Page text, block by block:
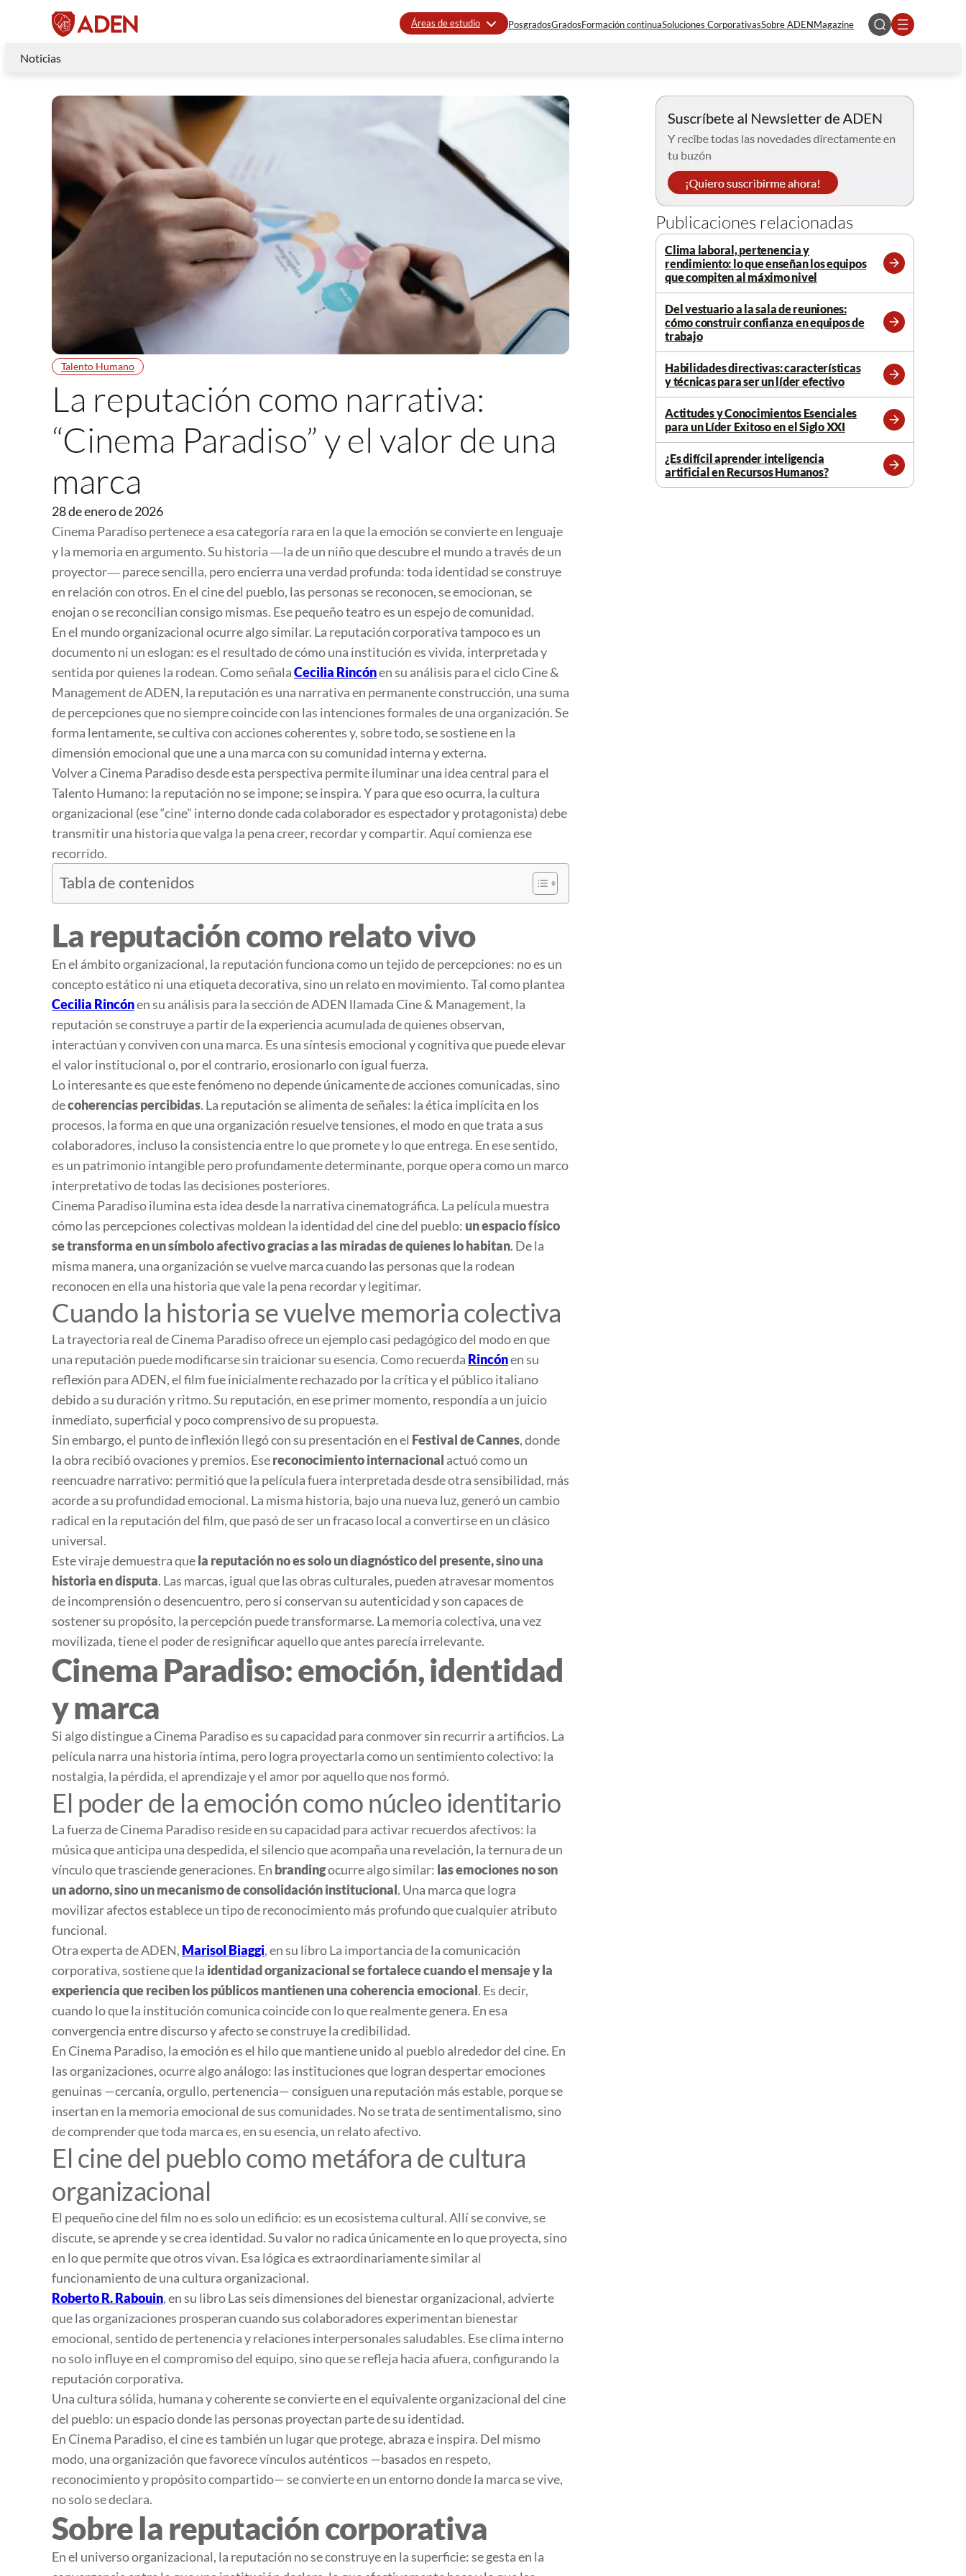
Áreas de estudio PosgradosGradosFormación continuaSoluciones CorporativasSobre ADENMagazine
Noticias
Talento Humano
La reputación como narrativa:
“Cinema Paradiso” y el valor de una
marca
28 de enero de 2026
Cinema Paradisopertenece a esa categoría rara en la que la emoción se convierte en lenguaje
y la memoria en argumento. Su historia ―la de un niño que descubre el mundo a través de un
proyector― parece sencilla, pero encierra una verdad profunda: toda identidad se construye
en relación con otros. En el cine del pueblo, las personas se reconocen, se emocionan, se
enojan o se reconcilian consigo mismas. Ese pequeño teatro es un espejo de comunidad.
En el mundo organizacional ocurre algo similar. La reputación corporativa tampoco es un
documento ni un eslogan: es el resultado de cómo una institución es vivida, interpretada y
sentida por quienes la rodean. Como señalaCecilia Rincónen su análisis para el cicloCine &
Managementde ADEN, la reputación es una narrativa en permanente construcción, una suma
de percepciones que no siempre coincide con las intenciones formales de una organización. Se
forma lentamente, se cultiva con acciones coherentes y, sobre todo, se sostiene en la
dimensión emocional que une a una marca con su comunidad interna y externa.
Volver aCinema Paradisodesde esta perspectiva permite iluminar una idea central para el
Talento Humano: la reputación no se impone; se inspira. Y para que eso ocurra, la cultura
organizacional (ese “cine” interno donde cada colaborador es espectador y protagonista) debe
transmitir una historia que valga la pena creer, recordar y compartir. Aquí comienza ese
recorrido.
Tabla de contenidos
La reputación como relato vivo
En el ámbito organizacional, la reputación funciona como un tejido de percepciones: no es un
concepto estático ni una etiqueta decorativa, sino un relato en movimiento. Tal como plantea
Cecilia Rincónen su análisis para la sección de ADEN llamadaCine & Management, la
reputación se construye a partir de la experiencia acumulada de quienes observan,
interactúan y conviven con una marca. Es una síntesis emocional y cognitiva que puede elevar
el valor institucional o, por el contrario, erosionarlo con igual fuerza.
Lo interesante es que este fenómeno no depende únicamente de acciones comunicadas, sino
decoherencias percibidas. La reputación se alimenta de señales: la ética implícita en los
procesos, la forma en que una organización resuelve tensiones, el modo en que trata a sus
colaboradores, incluso la consistencia entre lo que promete y lo que entrega. En ese sentido,
es un patrimonio intangible pero profundamente determinante, porque opera como un marco
interpretativo de todas las decisiones posteriores.
Cinema Paradisoilumina esta idea desde la narrativa cinematográfica. La película muestra
cómo las percepciones colectivas moldean la identidad del cine del pueblo: un espacio físico
se transforma en un símbolo afectivo gracias a las miradas de quienes lo habitan. De la
misma manera, una organización se vuelve marca cuando las personas que la rodean
reconocen en ella una historia que vale la pena recordar y legitimar.
Cuando la historia se vuelve memoria colectiva
La trayectoria real deCinema Paradisoofrece un ejemplo casi pedagógico del modo en que
una reputación puede modificarse sin traicionar su esencia. Como recuerda Rincónen su
reflexión para ADEN, el film fue inicialmente rechazado por la crítica y el público italiano
debido a su duración y ritmo. Su reputación, en ese primer momento, respondía a un juicio
inmediato, superficial y poco comprensivo de su propuesta.
Sin embargo, el punto de inflexión llegó con su presentación en el Festival de Cannes, donde
la obra recibió ovaciones y premios. Esereconocimiento internacional actuó como un
reencuadre narrativo: permitió que la película fuera interpretada desde otra sensibilidad, más
acorde a su profundidad emocional. La misma historia, bajo una nueva luz, generó un cambio
radical en la reputación del film, que pasó de ser un fracaso local a convertirse en un clásico
universal.
Este viraje demuestra quela reputación no es solo un diagnóstico del presente, sino una
historia en disputa. Las marcas, igual que las obras culturales, pueden atravesar momentos
de incomprensión o desencuentro, pero si conservan su autenticidad y son capaces de
sostener su propósito, la percepción puede transformarse. La memoria colectiva, una vez
movilizada, tiene el poder de resignificar aquello que antes parecía irrelevante.
Cinema Paradiso: emoción, identidad
y marca
Si algo distingue aCinema Paradisoes su capacidad para conmover sin recurrir a artificios. La
película narra una historia íntima, pero logra proyectarla como un sentimiento colectivo: la
nostalgia, la pérdida, el aprendizaje y el amor por aquello que nos formó.
El poder de la emoción como núcleo identitario
La fuerza deCinema Paradisoreside en su capacidad para activar recuerdos afectivos: la
música que anticipa una despedida, el silencio que acompaña una revelación, la ternura de un
vínculo que trasciende generaciones. En brandingocurre algo similar: las emociones no son
un adorno, sino un mecanismo de consolidación institucional. Una marca que logra
movilizar afectos establece un tipo de reconocimiento más profundo que cualquier atributo
funcional.
Otra experta de ADEN, Marisol Biaggi, en su libroLa importancia de la comunicación
corporativa, sostiene que la identidad organizacional se fortalece cuando el mensaje y la
experiencia que reciben los públicos mantienen una coherencia emocional. Es decir,
cuando lo que la institución comunica coincide con lo que realmente genera. En esa
convergencia entre discurso y afecto se construye la credibilidad.
EnCinema Paradiso, la emoción es el hilo que mantiene unido al pueblo alrededor del cine. En
las organizaciones, ocurre algo análogo: las instituciones que logran despertar emociones
genuinas —cercanía, orgullo, pertenencia— consiguen una reputación más estable, porque se
insertan en la memoria emocional de sus comunidades. No se trata de sentimentalismo, sino
de comprender que toda marca es, en su esencia, un relato afectivo.
El cine del pueblo como metáfora de cultura
organizacional
El pequeño cine del film no es solo un edificio: es un ecosistema cultural. Allí se convive, se
discute, se aprende y se crea identidad. Su valor no radica únicamente en lo que proyecta, sino
en lo que permite que otros vivan. Esa lógica es extraordinariamente similar al
funcionamiento de una cultura organizacional.
Roberto R. Rabouin, en su libroLas seis dimensiones del bienestar organizacional, advierte
que las organizaciones prosperan cuando sus colaboradores experimentan bienestar
emocional, sentido de pertenencia y relaciones interpersonales saludables. Ese clima interno
no solo influye en el compromiso del equipo, sino que se refleja hacia afuera, configurando la
reputación corporativa.
Una cultura sólida, humana y coherente se convierte en el equivalente organizacional del cine
del pueblo: un espacio donde las personas proyectan parte de su identidad.
EnCinema Paradiso, el cine es también un lugar que protege, abraza e inspira. Del mismo
modo, una organización que favorece vínculos auténticos —basados en respeto,
reconocimiento y propósito compartido— se convierte en un entorno donde la marca se vive,
no solo se declara.
Sobre la reputación corporativa
En el universo organizacional, la reputación no se construye en la superficie: se gesta en la
Publicaciones relacionadas
Clima laboral, pertenencia y
rendimiento: lo que enseñan los equipos
que compiten al máximo nivel
Leer
más
Del vestuario a la sala de reuniones:
cómo construir confianza en equipos de
trabajo
Leer
más
Habilidades directivas: características
y técnicas para ser un líder efectivo
Leer
Actitudes y Conocimientos Esenciales
para un Líder Exitoso en el Siglo XXI
Leer
¿Es difícil aprender inteligencia
artificial en Recursos Humanos?
Leer